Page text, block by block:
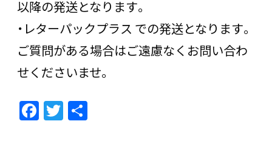
以降の発送となります。
・レターパックプラス での発送となります。
ご質問がある場合はご遠慮なくお問い合わ
せくださいませ。
F
ac
T
w